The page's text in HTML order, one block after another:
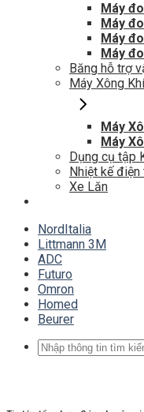
Máy
Máy
Máy
Máy
Băng hỗ trợ
Máy Xông
Máy
Máy
Dụng cụ tập
Nhiệt kế điện
Xe Lăn
NordItalia
Littmann 3M
ADC
Futuro
Omron
Homed
Beurer
Tìm
kiếm: